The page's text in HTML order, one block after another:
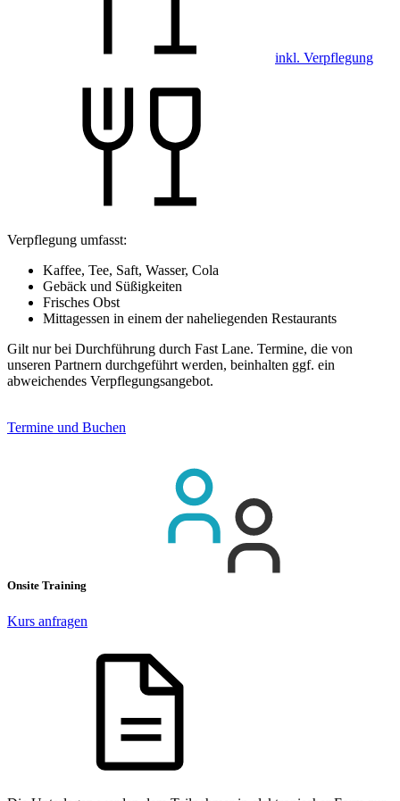
inkl. Verpflegung
Verpflegung umfasst:
Kaffee, Tee, Saft, Wasser, Cola
Gebäck und Süßigkeiten
Frisches Obst
Mittagessen in einem der naheliegenden Restaurants
Gilt nur bei Durchführung durch Fast Lane. Termine, die von
unseren Partnern durchgeführt werden, beinhalten ggf. ein
abweichendes Verpflegungsangebot.
Termine und Buchen
Onsite Training
Kurs anfragen